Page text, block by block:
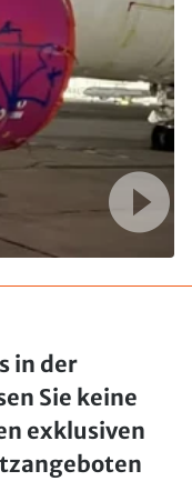
in der
Sie keine
exklusiven